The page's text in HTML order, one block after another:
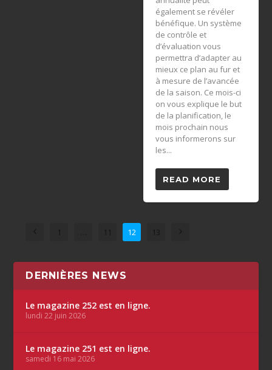
également se révéler
bénéfique. Un système
de contrôle et
d’évaluation vous
permettra d’adapter au
mieux ce plan au fur et
à mesure de l’avancée
de la saison. Ce mois-ci
on vous explique le but
de la planification, le
mois prochain nous
vous informerons sur
les...
READ MORE
1 11 12 13
DERNIÈRES NEWS
Le magazine 252 est en ligne.
lundi 22 juin 2026
Le magazine 251 est en ligne.
samedi 16 mai 2026